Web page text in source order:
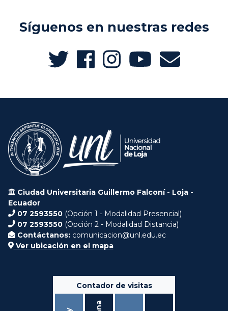
Síguenos en nuestras redes
Ciudad Universitaria Guillermo Falconí - Loja -
Ecuador
07 2593550 (Opción 1 - Modalidad Presencial)
07 2593550 (Opción 2 - Modalidad Distancia)
Contáctanos: comunicacion@unl.edu.ec
Ver ubicación en el mapa
Contador de visitas